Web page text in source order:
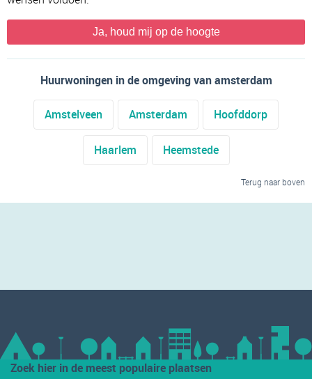
Ja, houd mij op de hoogte
Huurwoningen in de omgeving van amsterdam
Amstelveen Amsterdam Hoofddorp
Haarlem Heemstede
Terug naar boven
Zoek hier in de meest populaire plaatsen